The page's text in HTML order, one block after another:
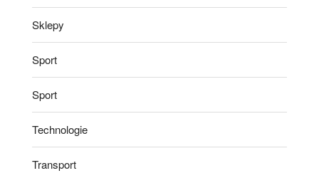
Sklepy
Sport
Sport
Technologie
Transport